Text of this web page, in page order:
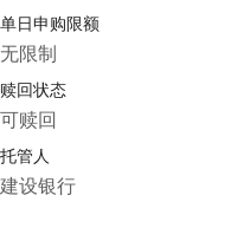
单日申购限额
无限制
赎回状态
可赎回
托管人
建设银行